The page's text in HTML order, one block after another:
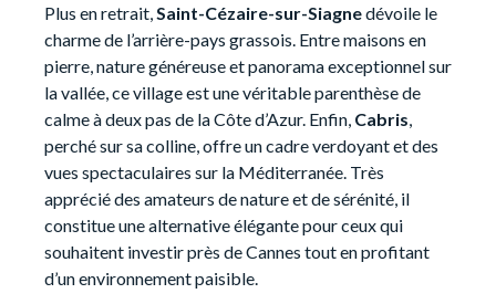
Plus en retrait,Saint-Cézaire-sur-Siagnedévoile le
charme de l’arrière-pays grassois. Entre maisons en
pierre, nature généreuse et panorama exceptionnel sur
la vallée, ce village est une véritable parenthèse de
calme à deux pas de la Côte d’Azur. Enfin, Cabris,
perché sur sa colline, offre un cadre verdoyant et des
vues spectaculaires sur la Méditerranée. Très
apprécié des amateurs de nature et de sérénité, il
constitue une alternative élégante pour ceux qui
souhaitent investir près de Cannes tout en profitant
d’un environnement paisible.